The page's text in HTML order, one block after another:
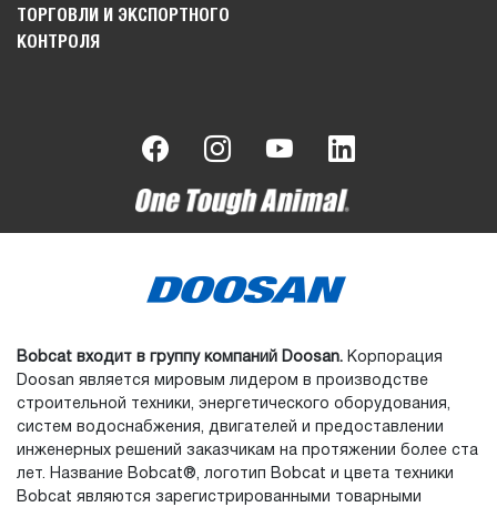
ТОРГОВЛИ И ЭКСПОРТНОГО
КОНТРОЛЯ
Bobcat входит в группу компаний Doosan. Корпорация
Doosan является мировым лидером в производстве
строительной техники, энергетического оборудования,
систем водоснабжения, двигателей и предоставлении
инженерных решений заказчикам на протяжении более ста
лет. Название Bobcat®, логотип Bobcat и цвета техники
Bobcat являются зарегистрированными товарными